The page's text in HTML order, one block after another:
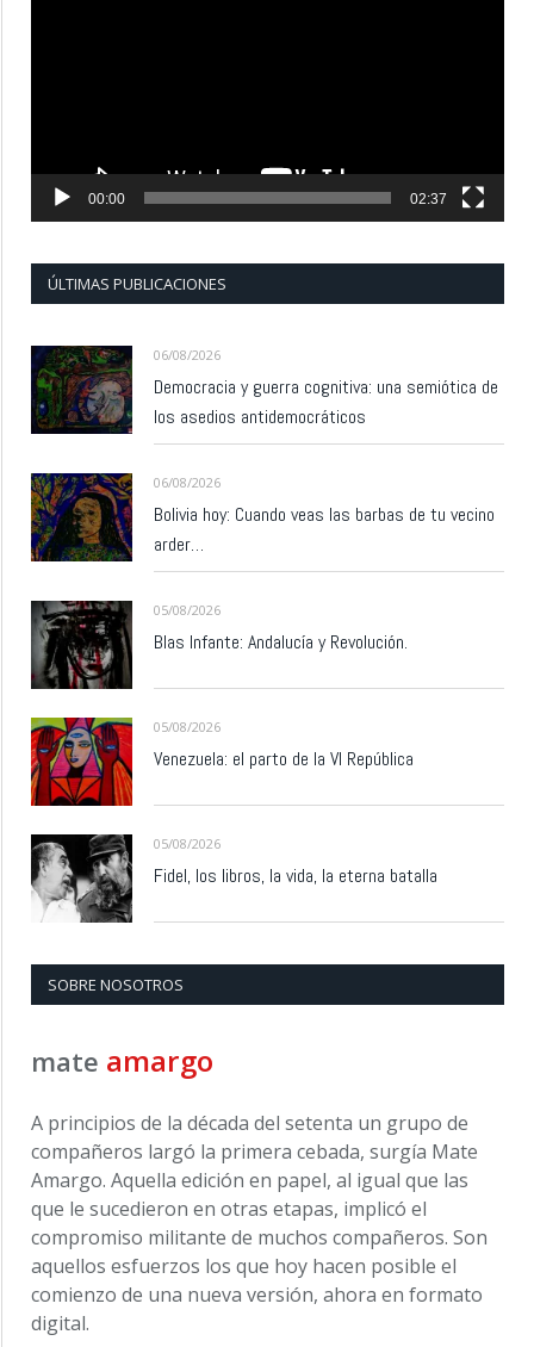
00:00 02:37
ÚLTIMAS PUBLICACIONES
06/08/2026
Democracia y guerra cognitiva: una semiótica de
los asedios antidemocráticos
06/08/2026
Bolivia hoy: Cuando veas las barbas de tu vecino
arder…
05/08/2026
Blas Infante: Andalucía y Revolución.
05/08/2026
Venezuela: el parto de la VI República
05/08/2026
Fidel, los libros, la vida, la eterna batalla
SOBRE NOSOTROS
mate amargo
A principios de la década del setenta un grupo de
compañeros largó la primera cebada, surgía Mate
Amargo. Aquella edición en papel, al igual que las
que le sucedieron en otras etapas, implicó el
compromiso militante de muchos compañeros. Son
aquellos esfuerzos los que hoy hacen posible el
comienzo de una nueva versión, ahora en formato
digital.